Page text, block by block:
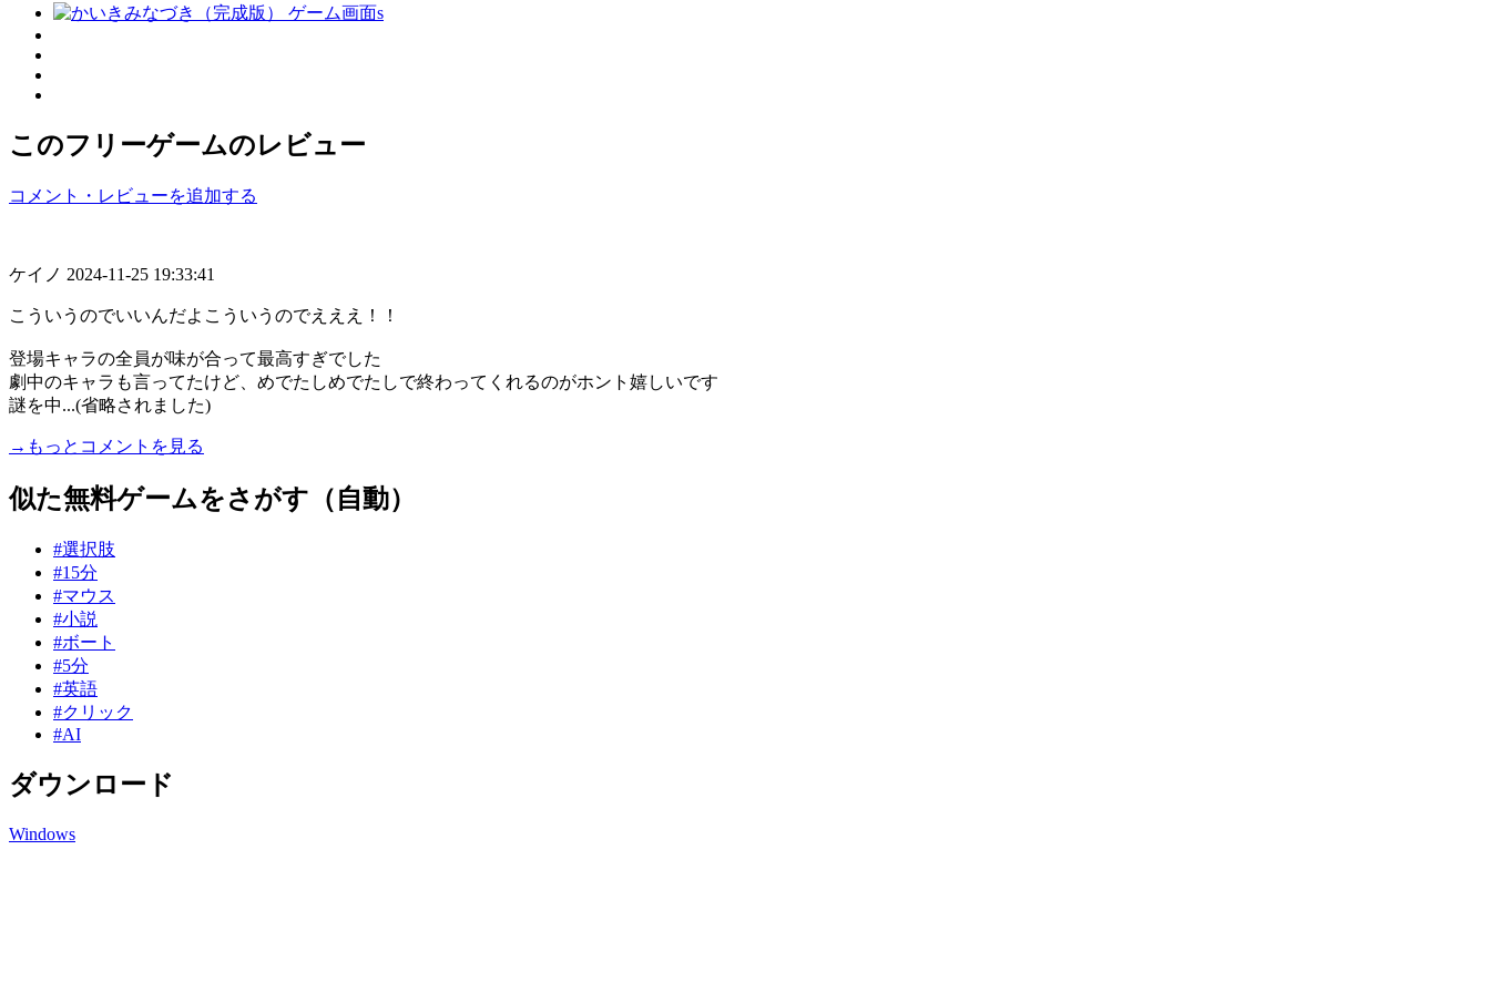
このフリーゲームのレビュー
コメント・レビューを追加する
ケイノ 2024-11-25 19:33:41
こういうのでいいんだよこういうのでえええ！！
登場キャラの全員が味が合って最高すぎでした
劇中のキャラも言ってたけど、めでたしめでたしで終わってくれるのがホント嬉しいです
謎を中...(省略されました)
→もっとコメントを見る
似た無料ゲームをさがす（自動）
#選択肢
#15分
#マウス
#小説
#ボート
#5分
#英語
#クリック
#AI
ダウンロード
Windows